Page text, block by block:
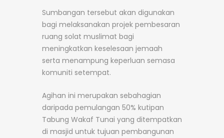
Sumbangan tersebut akan digunakan
bagi melaksanakan projek pembesaran
ruang solat muslimat bagi
meningkatkan keselesaan jemaah
serta menampung keperluan semasa
komuniti setempat.
Agihan ini merupakan sebahagian
daripada pemulangan 50% kutipan
Tabung Wakaf Tunai yang ditempatkan
di masjid untuk tujuan pembangunan